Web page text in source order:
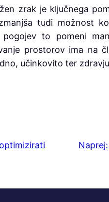
zrak je ključnega
tudi možnost
pogojev to pomeni
prostorov ima na
učinkovito ter
Naprej: